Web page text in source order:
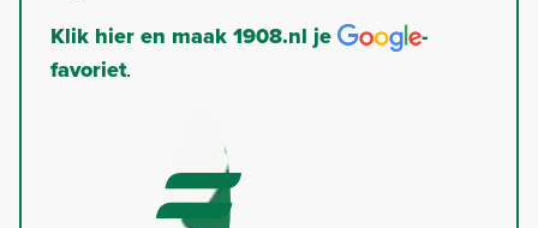
Klik hier en maak 1908.nl je
-
favoriet.